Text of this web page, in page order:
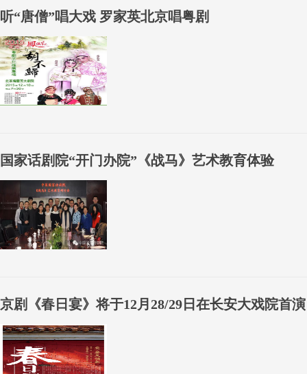
听“唐僧”唱大戏 罗家英北京唱粤剧
国家话剧院“开门办院”《战马》艺术教育体验
京剧《春日宴》将于12月28/29日在长安大戏院首演